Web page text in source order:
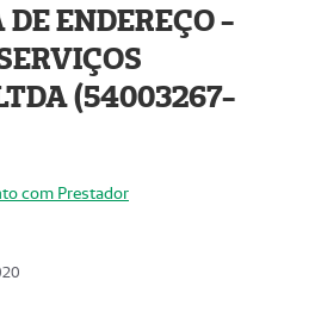
ENDEREÇO -
(54003267-
com Prestador